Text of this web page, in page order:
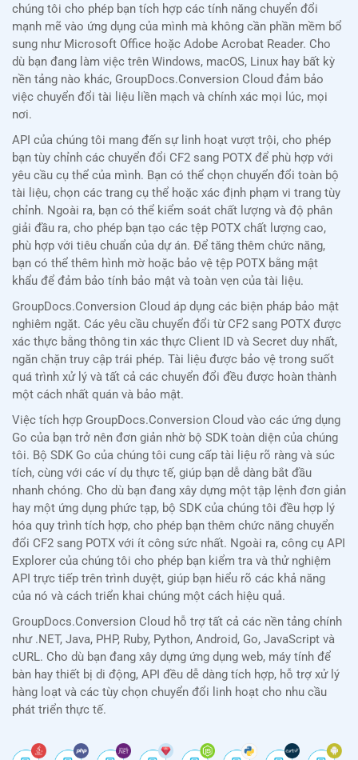
chúng tôi cho phép bạn tích hợp các tính năng chuyển đổi
mạnh mẽ vào ứng dụng của mình mà không cần phần mềm bổ
sung như Microsoft Office hoặc Adobe Acrobat Reader. Cho
dù bạn đang làm việc trên Windows, macOS, Linux hay bất kỳ
nền tảng nào khác, GroupDocs.Conversion Cloud đảm bảo
việc chuyển đổi tài liệu liền mạch và chính xác mọi lúc, mọi
nơi.
API của chúng tôi mang đến sự linh hoạt vượt trội, cho phép
bạn tùy chỉnh các chuyển đổi CF2 sang POTX để phù hợp với
yêu cầu cụ thể của mình. Bạn có thể chọn chuyển đổi toàn bộ
tài liệu, chọn các trang cụ thể hoặc xác định phạm vi trang tùy
chỉnh. Ngoài ra, bạn có thể kiểm soát chất lượng và độ phân
giải đầu ra, cho phép bạn tạo các tệp POTX chất lượng cao,
phù hợp với tiêu chuẩn của dự án. Để tăng thêm chức năng,
bạn có thể thêm hình mờ hoặc bảo vệ tệp POTX bằng mật
khẩu để đảm bảo tính bảo mật và toàn vẹn của tài liệu.
GroupDocs.Conversion Cloud áp dụng các biện pháp bảo mật
nghiêm ngặt. Các yêu cầu chuyển đổi từ CF2 sang POTX được
xác thực bằng thông tin xác thực Client ID và Secret duy nhất,
ngăn chặn truy cập trái phép. Tài liệu được bảo vệ trong suốt
quá trình xử lý và tất cả các chuyển đổi đều được hoàn thành
một cách nhất quán và bảo mật.
Việc tích hợp GroupDocs.Conversion Cloud vào các ứng dụng
Go của bạn trở nên đơn giản nhờ bộ SDK toàn diện của chúng
tôi. Bộ SDK Go của chúng tôi cung cấp tài liệu rõ ràng và súc
tích, cùng với các ví dụ thực tế, giúp bạn dễ dàng bắt đầu
nhanh chóng. Cho dù bạn đang xây dựng một tập lệnh đơn giản
hay một ứng dụng phức tạp, bộ SDK của chúng tôi đều hợp lý
hóa quy trình tích hợp, cho phép bạn thêm chức năng chuyển
đổi CF2 sang POTX với ít công sức nhất. Ngoài ra, công cụ API
Explorer của chúng tôi cho phép bạn kiểm tra và thử nghiệm
API trực tiếp trên trình duyệt, giúp bạn hiểu rõ các khả năng
của nó và cách triển khai chúng một cách hiệu quả.
GroupDocs.Conversion Cloud hỗ trợ tất cả các nền tảng chính
như .NET, Java, PHP, Ruby, Python, Android, Go, JavaScript và
cURL. Cho dù bạn đang xây dựng ứng dụng web, máy tính để
bàn hay thiết bị di động, API đều dễ dàng tích hợp, hỗ trợ xử lý
hàng loạt và các tùy chọn chuyển đổi linh hoạt cho nhu cầu
phát triển thực tế.